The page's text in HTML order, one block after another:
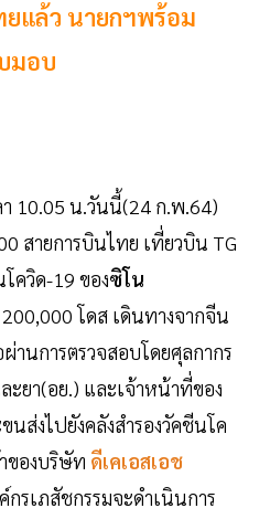
ยแล้ว นายกฯพร้อม
มอบ
า 10.05 น.วันนี้(24 ก.พ.64)
สายการบินไทย เที่ยวบิน TG
ควิด-19 ของซิโน
โดส เดินทางจากจีน
านการตรวจสอบโดยศุลกากร
ะยา(อย.) และเจ้าหน้าที่ของ
นส่งไปยังคลังสำรองวัคชีนโค
ของบริษัท ดีเคเอสเอช
กรเภสัชกรรมจะดำเนินการ